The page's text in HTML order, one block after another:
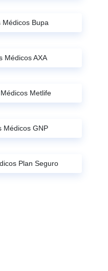
Médicos Bupa
Médicos AXA
Metlife
Médicos GNP
Plan Seguro